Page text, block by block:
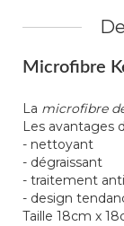
Microfibre
La microfibre
Les avantages
- nettoyant
- dégraissant
- traitement
- design
Taille 18cm x